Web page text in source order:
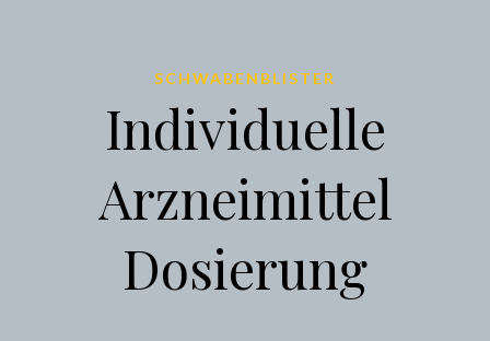
SCHWABENBLISTER
Individuelle
Arzneimittel
Dosierung